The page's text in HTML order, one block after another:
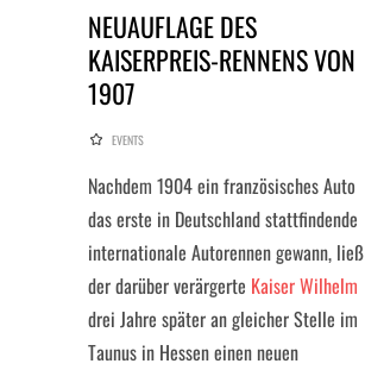
NEUAUFLAGE DES
KAISERPREIS-RENNENS VON
1907
EVENTS
Nachdem 1904 ein französisches Auto
das erste in Deutschland stattfindende
internationale Autorennen gewann, ließ
der darüber verärgerte Kaiser Wilhelm
drei Jahre später an gleicher Stelle im
Taunus in Hessen einen neuen